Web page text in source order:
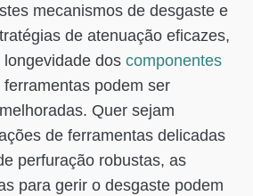
mecanismos de desgaste e
de atenuação eficazes,
dos componentes
ferramentas podem ser
Quer sejam
de ferramentas delicadas
perfuração robustas, as
para gerir o desgaste podem